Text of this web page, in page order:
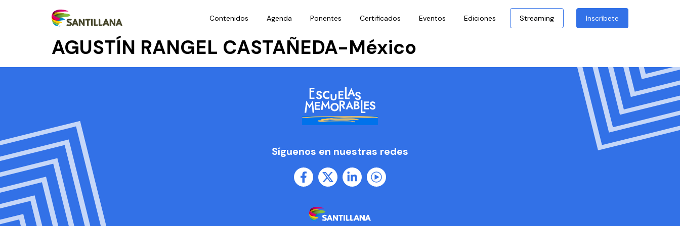
Contenidos Agenda Ponentes Certificados Eventos Ediciones Streaming Inscríbete
AGUSTÍN RANGEL CASTAÑEDA-México
Síguenos en nuestras redes